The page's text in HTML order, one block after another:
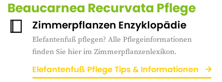
Beaucarnea Recurvata Pflege
Zimmerpflanzen Enzyklopädie
Elefantenfuß pflegen? Alle Pflegeinformationen
finden Sie hier im Zimmerpflanzenlexikon.
Elefantenfuß Pflege Tips & Informationen